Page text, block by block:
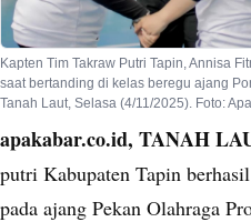
Kapten Tim Takraw Putri Tapin, Annisa
saat bertanding di kelas beregu ajang
Tanah Laut, Selasa (4/11/2025). Foto:
apakabar.co.id, TANAH
putri Kabupaten Tapin
pada ajang Pekan Olahraga